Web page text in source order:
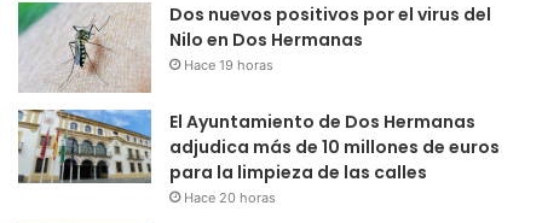
Dos nuevos positivos por el virus del
Nilo en Dos Hermanas
Hace 19 horas
El Ayuntamiento de Dos Hermanas
adjudica más de 10 millones de euros
para la limpieza de las calles
Hace 20 horas